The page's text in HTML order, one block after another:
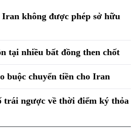
không được phép sở hữu
tại nhiều bất đồng then chốt
buộc chuyển tiền cho Iran
ngược về thời điểm ký thỏa